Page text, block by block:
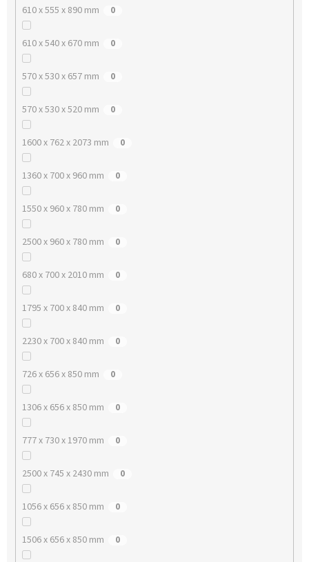
610 x 555 x 890 mm 0
610 x 540 x 670 mm 0
570 x 530 x 657 mm 0
570 x 530 x 520 mm 0
1600 x 762 x 2073 mm 0
1360 x 700 x 960 mm 0
1550 x 960 x 780 mm 0
2500 x 960 x 780 mm 0
680 x 700 x 2010 mm 0
1795 x 700 x 840 mm 0
2230 x 700 x 840 mm 0
726 x 656 x 850 mm 0
1306 x 656 x 850 mm 0
777 x 730 x 1970 mm 0
2500 x 745 x 2430 mm 0
1056 x 656 x 850 mm 0
1506 x 656 x 850 mm 0